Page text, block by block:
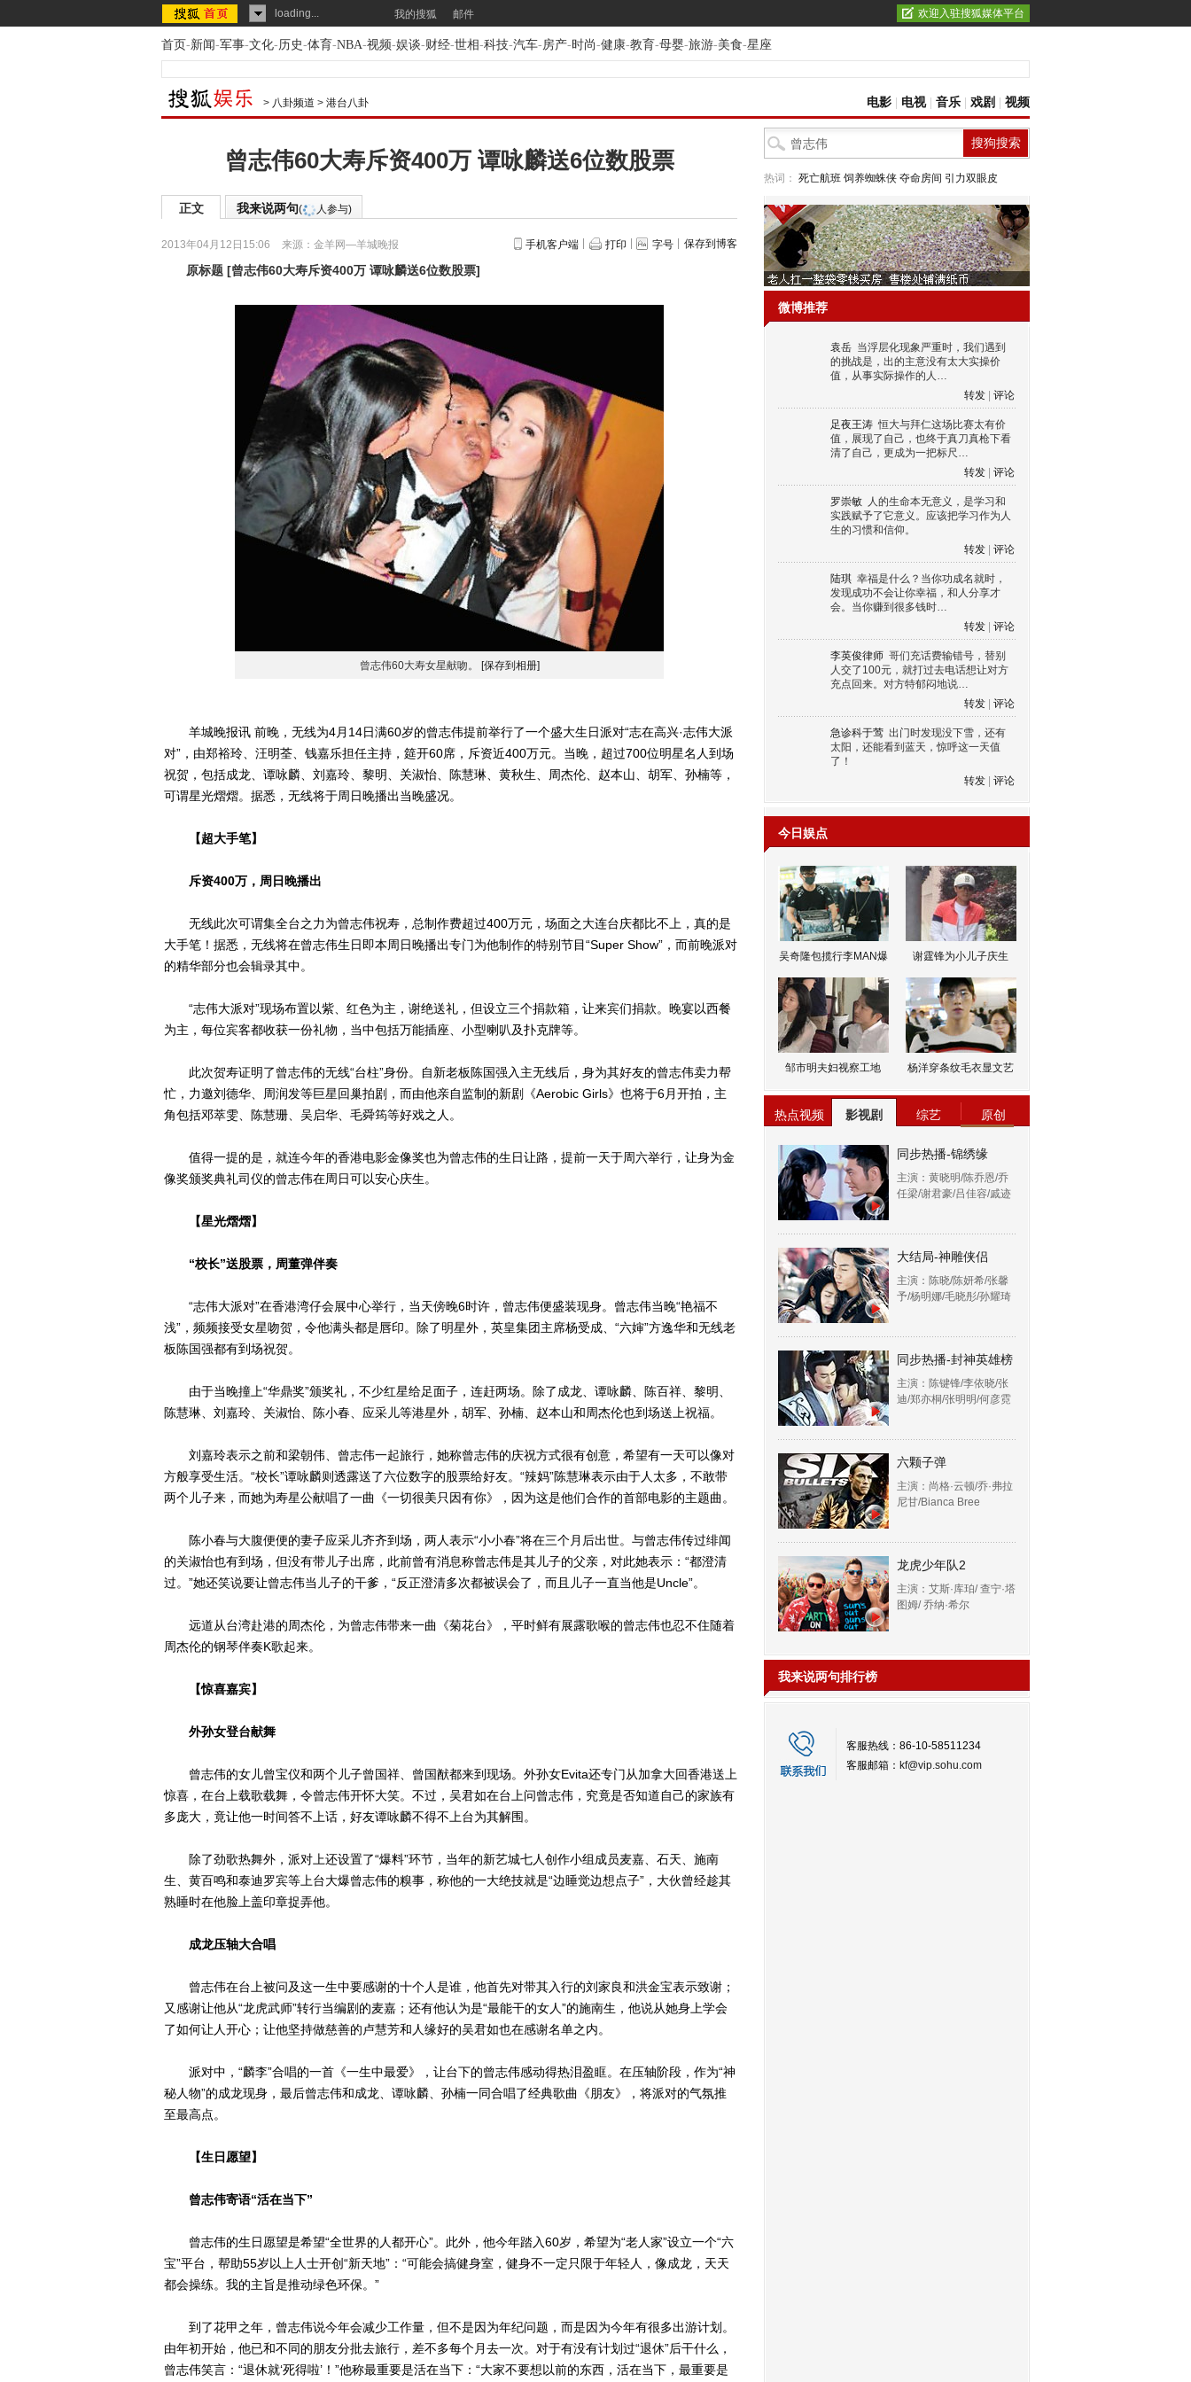
loading... 我的搜狐 邮件 欢迎入驻搜狐媒体平台
首页-新闻-军事-文化-历史-体育-NBA-视频-娱谈-财经-世相-科技-汽车-房产-时尚-健康-教育-母婴-旅游-美食-星座
> 八卦频道 > 港台八卦 电影 电视| 音乐 戏剧 视频
曾志伟60大寿斥资400万 谭咏麟送6位数股票
正文 我来说两句( 人参与)
2013年04月12日15:06 来源： 金羊网—羊城晚报 手机客户端 打印 字号 保存到博客
原标题 [曾志伟60大寿斥资400万 谭咏麟送6位数股票]
曾志伟60大寿女星献吻。 [保存到相册]
羊城晚报讯 前晚，无线为4月14日满60岁的曾志伟提前举行了一个盛大生日派对“志在高兴·志伟大派
对”，由郑裕玲、汪明荃、钱嘉乐担任主持，筵开60席，斥资近400万元。当晚，超过700位明星名人到场
祝贺，包括成龙、谭咏麟、刘嘉玲、黎明、关淑怡、陈慧琳、黄秋生、周杰伦、赵本山、胡军、孙楠等，
可谓星光熠熠。据悉，无线将于周日晚播出当晚盛况。
【超大手笔】
斥资400万，周日晚播出
无线此次可谓集全台之力为曾志伟祝寿，总制作费超过400万元，场面之大连台庆都比不上，真的是
大手笔！据悉，无线将在曾志伟生日即本周日晚播出专门为他制作的特别节目“Super Show”，而前晚派对
的精华部分也会辑录其中。
“志伟大派对”现场布置以紫、红色为主，谢绝送礼，但设立三个捐款箱，让来宾们捐款。晚宴以西餐
为主，每位宾客都收获一份礼物，当中包括万能插座、小型喇叭及扑克牌等。
此次贺寿证明了曾志伟的无线“台柱”身份。自新老板陈国强入主无线后，身为其好友的曾志伟卖力帮
忙，力邀刘德华、周润发等巨星回巢拍剧，而由他亲自监制的新剧《Aerobic Girls》也将于6月开拍，主
角包括邓萃雯、陈慧珊、吴启华、毛舜筠等好戏之人。
值得一提的是，就连今年的香港电影金像奖也为曾志伟的生日让路，提前一天于周六举行，让身为金
像奖颁奖典礼司仪的曾志伟在周日可以安心庆生。
【星光熠熠】
“校长”送股票，周董弹伴奏
“志伟大派对”在香港湾仔会展中心举行，当天傍晚6时许，曾志伟便盛装现身。曾志伟当晚“艳福不
浅”，频频接受女星吻贺，令他满头都是唇印。除了明星外，英皇集团主席杨受成、“六婶”方逸华和无线老
板陈国强都有到场祝贺。
由于当晚撞上“华鼎奖”颁奖礼，不少红星给足面子，连赶两场。除了成龙、谭咏麟、陈百祥、黎明、
陈慧琳、刘嘉玲、关淑怡、陈小春、应采儿等港星外，胡军、孙楠、赵本山和周杰伦也到场送上祝福。
刘嘉玲表示之前和梁朝伟、曾志伟一起旅行，她称曾志伟的庆祝方式很有创意，希望有一天可以像对
方般享受生活。“校长”谭咏麟则透露送了六位数字的股票给好友。“辣妈”陈慧琳表示由于人太多，不敢带
两个儿子来，而她为寿星公献唱了一曲《一切很美只因有你》，因为这是他们合作的首部电影的主题曲。
陈小春与大腹便便的妻子应采儿齐齐到场，两人表示“小小春”将在三个月后出世。与曾志伟传过绯闻
的关淑怡也有到场，但没有带儿子出席，此前曾有消息称曾志伟是其儿子的父亲，对此她表示：“都澄清
过。”她还笑说要让曾志伟当儿子的干爹，“反正澄清多次都被误会了，而且儿子一直当他是Uncle”。
远道从台湾赴港的周杰伦，为曾志伟带来一曲《菊花台》，平时鲜有展露歌喉的曾志伟也忍不住随着
周杰伦的钢琴伴奏K歌起来。
【惊喜嘉宾】
外孙女登台献舞
曾志伟的女儿曾宝仪和两个儿子曾国祥、曾国猷都来到现场。外孙女Evita还专门从加拿大回香港送上
惊喜，在台上载歌载舞，令曾志伟开怀大笑。不过，吴君如在台上问曾志伟，究竟是否知道自己的家族有
多庞大，竟让他一时间答不上话，好友谭咏麟不得不上台为其解围。
除了劲歌热舞外，派对上还设置了“爆料”环节，当年的新艺城七人创作小组成员麦嘉、石天、施南
生、黄百鸣和泰迪罗宾等上台大爆曾志伟的糗事，称他的一大绝技就是“边睡觉边想点子”，大伙曾经趁其
熟睡时在他脸上盖印章捉弄他。
成龙压轴大合唱
曾志伟在台上被问及这一生中要感谢的十个人是谁，他首先对带其入行的刘家良和洪金宝表示致谢；
又感谢让他从“龙虎武师”转行当编剧的麦嘉；还有他认为是“最能干的女人”的施南生，他说从她身上学会
了如何让人开心；让他坚持做慈善的卢慧芳和人缘好的吴君如也在感谢名单之内。
派对中，“麟李”合唱的一首《一生中最爱》，让台下的曾志伟感动得热泪盈眶。在压轴阶段，作为“神
秘人物”的成龙现身，最后曾志伟和成龙、谭咏麟、孙楠一同合唱了经典歌曲《朋友》，将派对的气氛推
至最高点。
【生日愿望】
曾志伟寄语“活在当下”
曾志伟的生日愿望是希望“全世界的人都开心”。此外，他今年踏入60岁，希望为“老人家”设立一个“六
宝”平台，帮助55岁以上人士开创“新天地”：“可能会搞健身室，健身不一定只限于年轻人，像成龙，天天
都会操练。我的主旨是推动绿色环保。”
到了花甲之年，曾志伟说今年会减少工作量，但不是因为年纪问题，而是因为今年有很多出游计划。
由年初开始，他已和不同的朋友分批去旅行，差不多每个月去一次。对于有没有计划过“退休”后干什么，
曾志伟笑言：“退休就‘死得啦’！”他称最重要是活在当下：“大家不要想以前的东西，活在当下，最重要是
热词： 死亡航班 饲养蜘蛛侠 夺命房间 引力双眼皮
微博推荐
袁岳 当浮层化现象严重时，我们遇到
的挑战是，出的主意没有太大实操价
值，从事实际操作的人…
转发
评论
足夜王涛 恒大与拜仁这场比赛太有价
值，展现了自己，也终于真刀真枪下看
清了自己，更成为一把标尺…
转发
评论
罗崇敏 人的生命本无意义，是学习和
实践赋予了它意义。应该把学习作为人
生的习惯和信仰。
转发
评论
陆琪 幸福是什么？当你功成名就时，
发现成功不会让你幸福，和人分享才
会。当你赚到很多钱时…
转发
评论
李英俊律师 哥们充话费输错号，替别
人交了100元，就打过去电话想让对方
充点回来。对方特郁闷地说…
转发
评论
急诊科于莺 出门时发现没下雪，还有
太阳，还能看到蓝天，惊呼这一天值
了！
转发
评论
今日娱点
吴奇隆包揽行李MAN爆 谢霆锋为小儿子庆生
邹市明夫妇视察工地 杨洋穿条纹毛衣显文艺
热点视频 影视剧 综艺 原创
同步热播-锦绣缘
主演：黄晓明/陈乔恩/乔
任梁/谢君豪/吕佳容/戚迹
大结局-神雕侠侣
主演：陈晓/陈妍希/张馨
予/杨明娜/毛晓彤/孙耀琦
同步热播-封神英雄榜
主演：陈键锋/李依晓/张
迪/郑亦桐/张明明/何彦霓
六颗子弹
主演：尚格·云顿/乔·弗拉
尼甘/Bianca Bree
龙虎少年队2
主演：艾斯·库珀/ 查宁·塔
图姆/ 乔纳·希尔
我来说两句排行榜
客服热线：86-10-58511234
客服邮箱： kf@vip.sohu.com